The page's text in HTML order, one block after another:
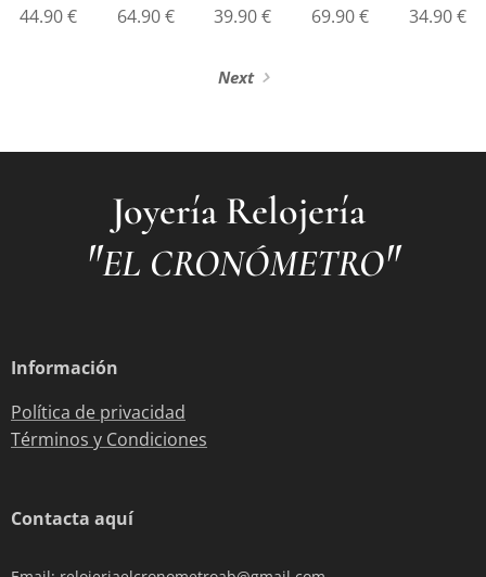
44.90€ 64.90€ 39.90€ 69.90€ 34.90€
Next
Joyería Relojería
"EL CRONÓMETRO"
Información
Política de privacidad
Términos y Condiciones
Contacta aquí